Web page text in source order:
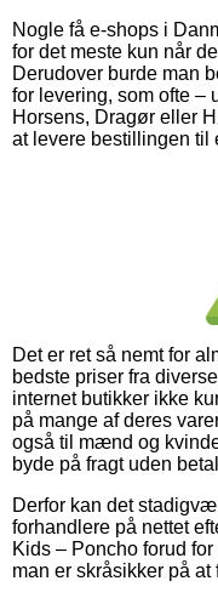
Nogle få e-shops i
for det meste kun når
Derudover burde man
for levering, som ofte –
Horsens, Dragør eller
at levere bestillingen til
Det er ret så nemt for
bedste priser fra
internet butikker ikke
på mange af deres
også til mænd og
byde på fragt uden
Derfor kan det
forhandlere på nettet
Kids – Poncho forud
man er skråsikker på